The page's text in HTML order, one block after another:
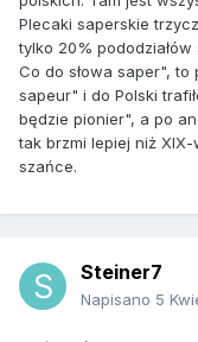
Plecaki saperskie
tylko 20% pododziałów
Co do słowa saper",
sapeur" i do Polski
będzie pionier", a po
tak brzmi lepiej niż
szańce.
Steiner7
Napisano 5